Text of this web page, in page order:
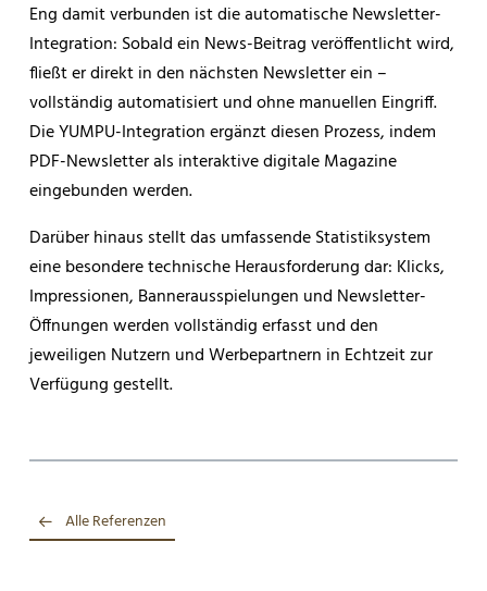
Eng damit verbunden ist die automatische Newsletter-
Integration: Sobald ein News-Beitrag veröffentlicht wird,
fließt er direkt in den nächsten Newsletter ein –
vollständig automatisiert und ohne manuellen Eingriff.
Die YUMPU-Integration ergänzt diesen Prozess, indem
PDF-Newsletter als interaktive digitale Magazine
eingebunden werden.
Darüber hinaus stellt das umfassende Statistiksystem
eine besondere technische Herausforderung dar: Klicks,
Impressionen, Bannerausspielungen und Newsletter-
Öffnungen werden vollständig erfasst und den
jeweiligen Nutzern und Werbepartnern in Echtzeit zur
Verfügung gestellt.
Alle Referenzen